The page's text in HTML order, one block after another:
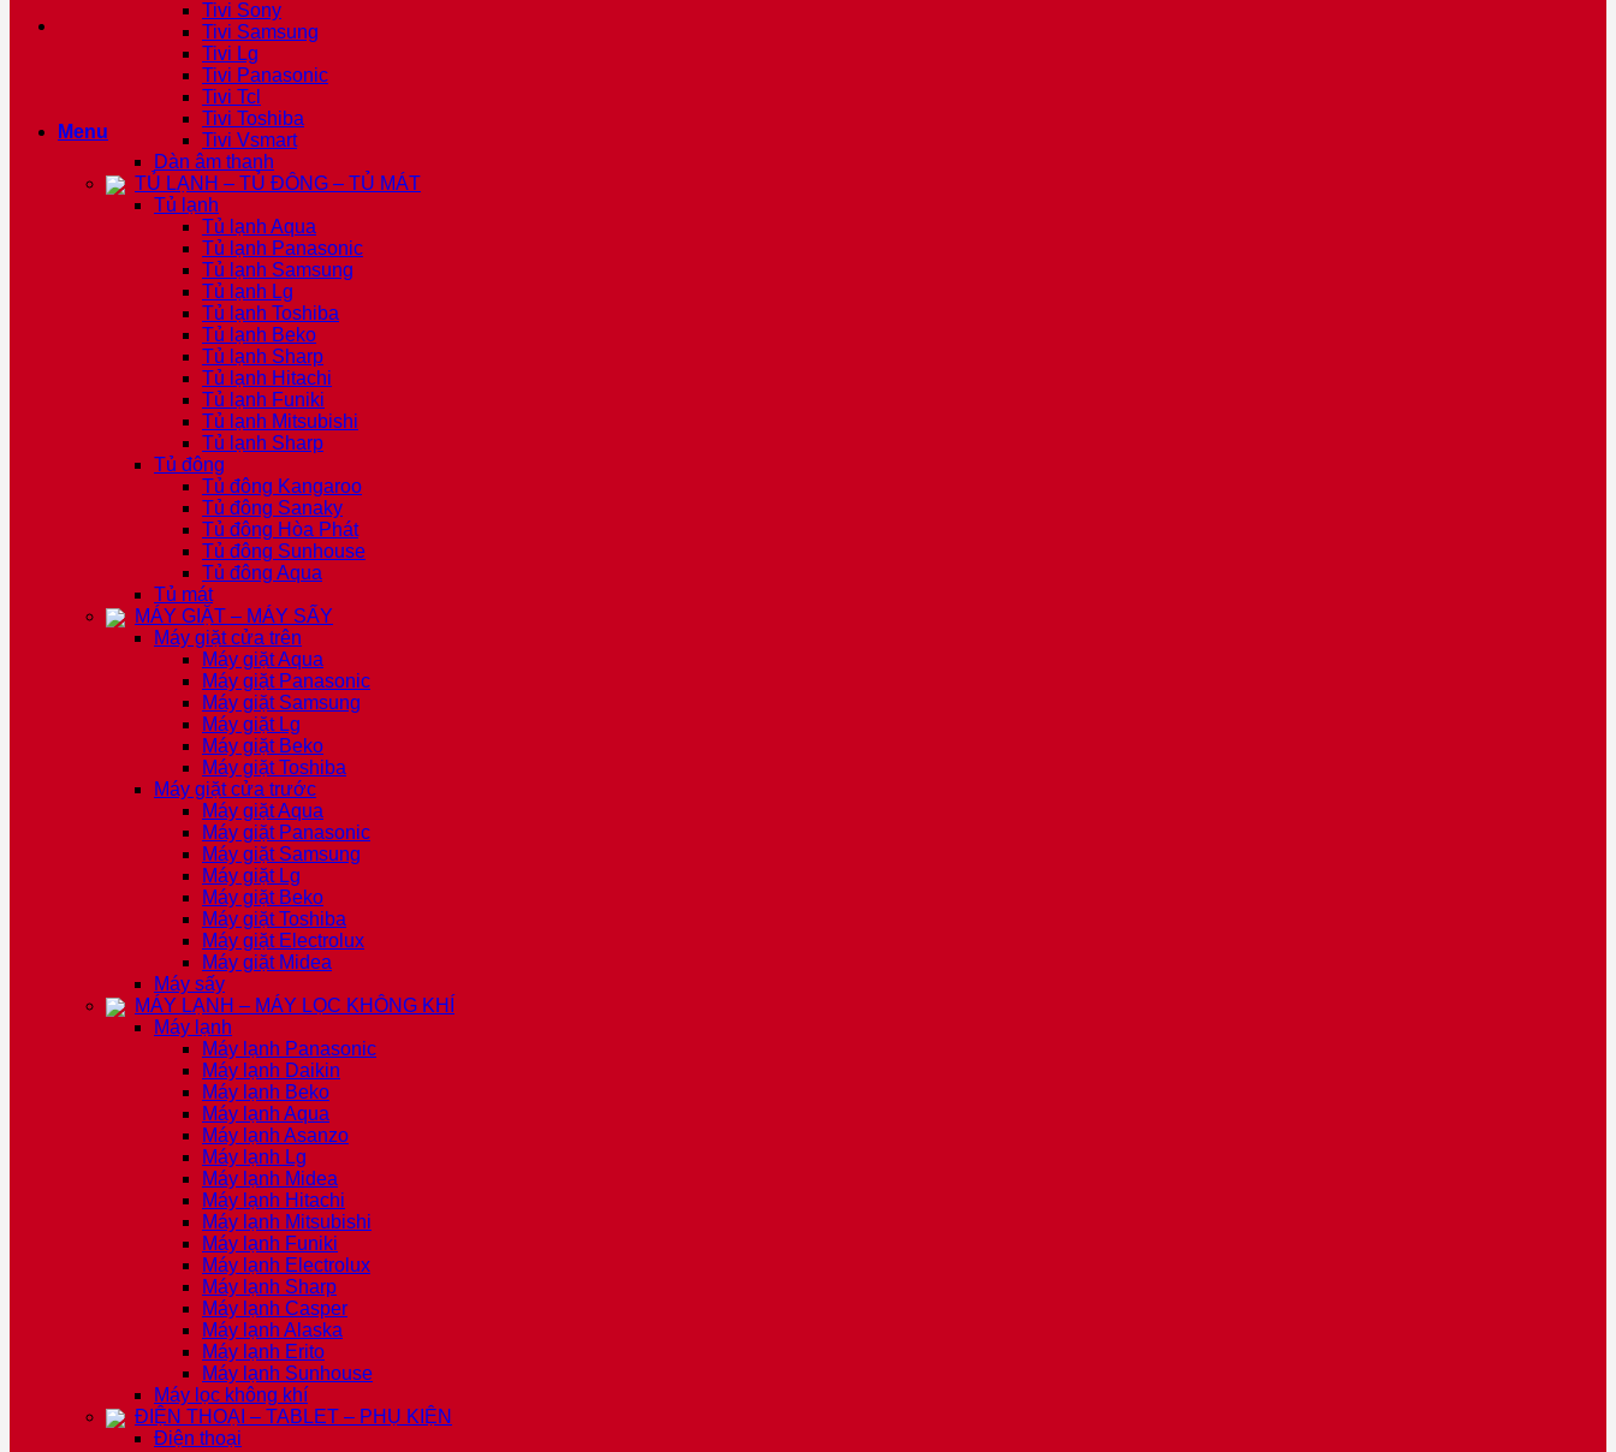
Menu
Tivi Sony
Tivi Samsung
Tivi Lg
Tivi Panasonic
Tivi Tcl
Tivi Toshiba
Tivi Vsmart
Dàn âm thanh
TỦ LẠNH – TỦ ĐÔNG – TỦ MÁT
Tủ lạnh
Tủ lạnh Aqua
Tủ lạnh Panasonic
Tủ lạnh Samsung
Tủ lạnh Lg
Tủ lạnh Toshiba
Tủ lạnh Beko
Tủ lạnh Sharp
Tủ lạnh Hitachi
Tủ lạnh Funiki
Tủ lạnh Mitsubishi
Tủ lạnh Sharp
Tủ đông
Tủ đông Kangaroo
Tủ đông Sanaky
Tủ đông Hòa Phát
Tủ đông Sunhouse
Tủ đông Aqua
Tủ mát
MÁY GIẶT – MÁY SẤY
Máy giặt cửa trên
Máy giặt Aqua
Máy giặt Panasonic
Máy giặt Samsung
Máy giặt Lg
Máy giặt Beko
Máy giặt Toshiba
Máy giặt cửa trước
Máy giặt Aqua
Máy giặt Panasonic
Máy giặt Samsung
Máy giặt Lg
Máy giặt Beko
Máy giặt Toshiba
Máy giặt Electrolux
Máy giặt Midea
Máy sấy
MÁY LẠNH – MÁY LỌC KHÔNG KHÍ
Máy lạnh
Máy lạnh Panasonic
Máy lạnh Daikin
Máy lạnh Beko
Máy lạnh Aqua
Máy lạnh Asanzo
Máy lạnh Lg
Máy lạnh Midea
Máy lạnh Hitachi
Máy lạnh Mitsubishi
Máy lạnh Funiki
Máy lạnh Electrolux
Máy lạnh Sharp
Máy lạnh Casper
Máy lạnh Alaska
Máy lạnh Erito
Máy lạnh Sunhouse
Máy lọc không khí
ĐIỆN THOẠI – TABLET – PHỤ KIỆN
Điện thoại